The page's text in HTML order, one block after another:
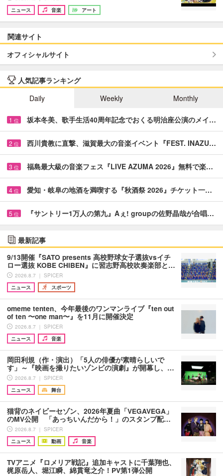
ニュース
音楽 アート
関連サイト
オフィシャルサイト
人気記事ランキング
Daily
Weekly Monthly
1 位 坂本冬美、歌手生活40周年記念でおくる明治座公演のメイ…
2 位 西川貴教に直撃、滋賀最大の音楽イベント『FEST. INAZU…
3 位 福島最大級の音楽フェス『LIVE AZUMA 2026』無料で楽…
4 位 愛知・岐阜の地酒を満喫する『秋酒祭 2026』チケット一…
5 位 『サントリー1万人の第九』Aぇ! groupの佐野晶哉が合唱…
最新記事
9/13開催『SATO presents 高校野球女子選抜vsイチ
ロー選抜 KOBE CHIBEN』に習志野高校吹奏楽部と…
2026.8.7 ｜ SPICER
ニュース
スポーツ
omeme tenten、今年最後のワンマンライブ『ten out
of ten 〜one man〜』を11月に開催決定
2026.8.7 ｜ SPICER
ニュース
音楽
岡田利規（作・演出）「5人の俳優が素晴らしいで
す」～『映画を撮りたいゾンビの演劇』が開幕し、…
2026.8.7 ｜ SPICER
ニュース
舞台
猫背のネイビーセゾン、2026年夏曲「VEGAVEGA」
のMV公開 「あっちいんだから！」のスタンプ配…
2026.8.7 ｜ SPICER
ニュース
動画 音楽
TVアニメ『ロメリア戦記』追加キャストに千葉翔也、
梶原岳人、堀江瞬、綿貫竜之介！PV第1弾公開